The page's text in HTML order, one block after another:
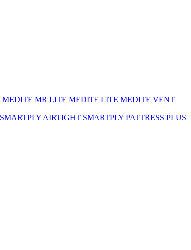
MEDITE MR LITE MEDITE LITE MEDITE VENT
SMARTPLY AIRTIGHT SMARTPLY PATTRESS PLUS